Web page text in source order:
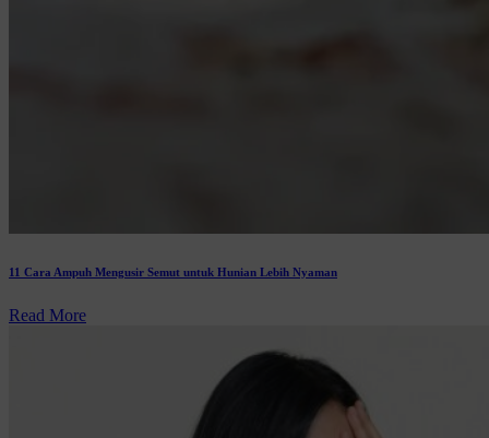
11 Cara Ampuh Mengusir Semut untuk Hunian Lebih Nyaman
Read More